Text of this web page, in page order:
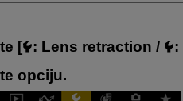
[ : Lens retraction / :
opciju.